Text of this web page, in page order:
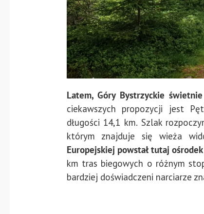
Latem, Góry Bystrzyckie
ciekawszych propozycji jest
długości 14,1 km. Szlak
którym znajduje się wieża
Europejskiej powstał tutaj
km tras biegowych o różnym
bardziej doświadczeni narciarze